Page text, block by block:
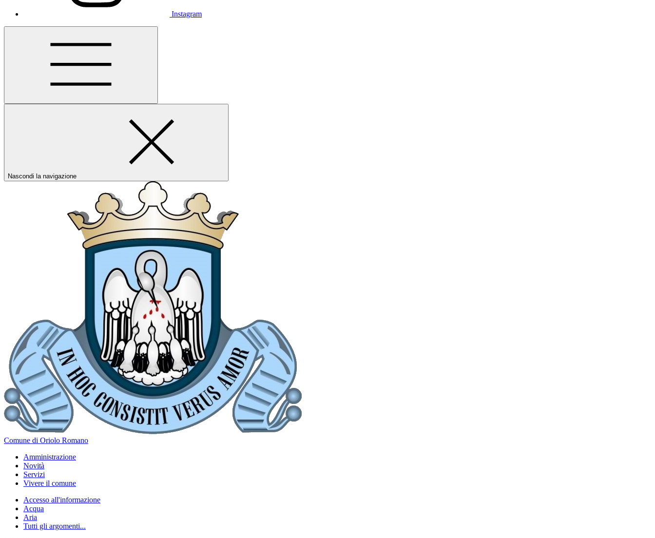
Instagram
Nascondi la navigazione
Comune di Oriolo Romano
Amministrazione
Novità
Servizi
Vivere il comune
Accesso all'informazione
Acqua
Aria
Tutti gli argomenti...